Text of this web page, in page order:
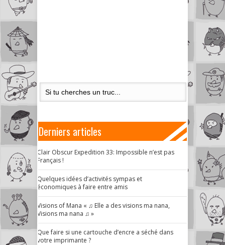
Derniers articles
Clair Obscur Expedition 33: Impossible n’est pas
Français !
Quelques idées d’activités sympas et
économiques à faire entre amis
Visions of Mana « ♫ Elle a des visions ma nana,
Visions ma nana ♫ »
Que faire si une cartouche d’encre a séché dans
votre imprimante ?